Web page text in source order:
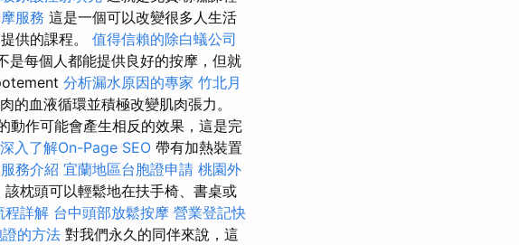
服務 這是一個可以改變很多人生活
供的課程。 值得信賴的除白蟻公司
是每個人都能提供良好的按摩，但就
分析漏水原因的專家 竹北月
的血液循環並積極改變肌肉張力。
動作可能會產生相反的效果，這是完
深入了解On-Page SEO 帶有加熱裝置
務介紹 宜蘭地區台胞證申請 桃園外
枕頭可以輕鬆地在扶手椅、書桌或
程詳解 台中頭部放鬆按摩 營業登記快
的方法 對我們永久的同伴來說，這